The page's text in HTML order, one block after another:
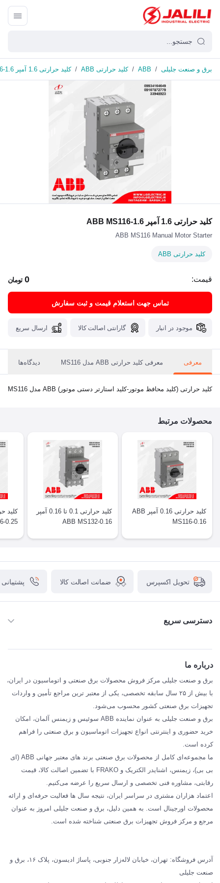
برق و صنعت جلیلی /
ABB
/ کلید حرارتی ABB / کلید حرارتی 1.6 آمپر ABB MS116-1.6
کلید حرارتی 1.6 آمپر ABB MS116-1.6
ABB MS116 Manual Motor Starter
کلید حرارتی ABB
قیمت: 0 تومان
تماس جهت استعلام قیمت و ثبت سفارش
موجود در انبار گارانتی اصالت کالا ارسال سریع
معرفی معرفی کلید حرارتی ABB مدل MS116 دیدگاه‌ها
کلید حرارتی (کلید محافظ موتور-کلید استارتر دستی موتور) ABB مدل MS116
محصولات مرتبط
کلید حرارتی 0.16 آمپر ABB
MS116-0.16
کلید حرارتی 0.1 تا 0.16 آمپر
ABB MS132-0.16
0.25
تحویل اکسپرس ضمانت اصالت کالا
دسترسی سریع
SCHNEIDER
فراکو FRAKO
مقالات تخصصی برق صنعتی
درباره ما
برق و صنعت جلیلی مرکز فروش محصولات برق صنعتی و اتوماسیون در ایران،
با بیش از ۲۵ سال سابقه تخصصی، یکی از معتبر ترین مراجع تأمین و واردات
تجهیزات برق صنعتی کشور محسوب می‌شود.
برق و صنعت جلیلی به عنوان نماینده ABB سوئیس و زیمنس آلمان، امکان
خرید حضوری و اینترنتی انواع تجهیزات اتوماسیون و برق صنعتی را فراهم
کرده است.
ما مجموعه‌ای کامل از محصولات برق صنعتی برند های معتبر جهانی ABB (ای
بی بی)، زیمنس، اشنایدر الکتریک و FRAKO با تضمین اصالت کالا، قیمت
رقابتی، مشاوره فنی تخصصی و ارسال سریع را عرضه می‌کنیم.
اعتماد هزاران مشتری در سراسر ایران، نتیجه سال ها فعالیت حرفه‌ای و ارائه
محصولات اورجینال است. به همین دلیل، برق و صنعت جلیلی امروز به عنوان
مرجع و مرکز فروش تجهیزات برق صنعتی شناخته شده است.
آدرس فروشگاه: تهران، خیابان لاله‌زار جنوبی، پاساژ ادیسون، پلاک ۱۶، برق و
صنعت جلیلی